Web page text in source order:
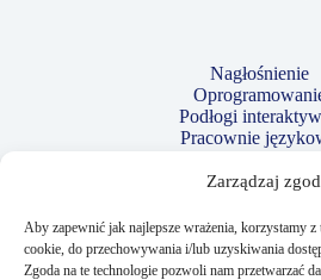
Zarządzaj
Aby zapewnić jak najlepsze wrażenia, korzystamy
cookie, do przechowywania i/lub uzyskiwania
Zgoda na te technologie pozwoli nam przetwarzać
Nagłośnienie
Podłogi
Pracownie
Robotyka i
Tablety
Tablice
Telewizory